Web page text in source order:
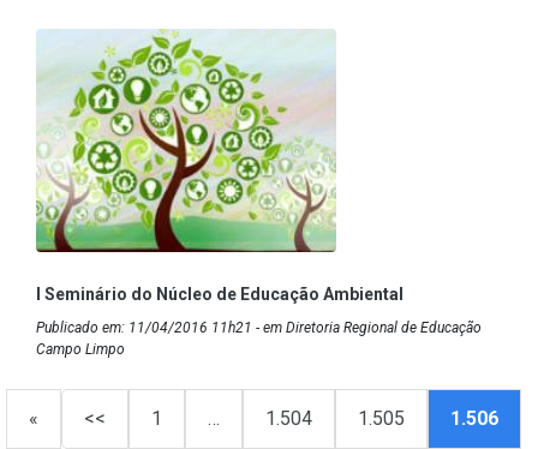
I Seminário do Núcleo de Educação Ambiental
Publicado em: 11/04/2016 11h21 - em Diretoria Regional de Educação
Campo Limpo
« << 1 … 1.504 1.505 1.506